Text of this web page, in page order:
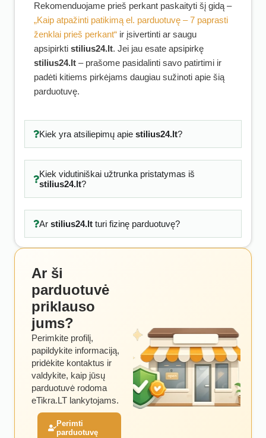
Rekomenduojame prieš perkant paskaityti šį gidą –
„Kaip atpažinti patikimą el. parduotuvę – 7 paprasti
ženklai prieš perkant“ ir įsivertinti ar saugu
apsipirkti stilius24.lt. Jei jau esate apsipirkę
stilius24.lt – prašome pasidalinti savo patirtimi ir
padėti kitiems pirkėjams daugiau sužinoti apie šią
parduotuvę.
Kiek yra atsiliepimų apie stilius24.lt?
Kiek vidutiniškai užtrunka pristatymas iš
stilius24.lt?
Ar stilius24.ltturi fizinę parduotuvę?
Ar ši
parduotuvė
priklauso
jums?
Perimkite profilį,
papildykite informaciją,
pridėkite kontaktus ir
valdykite, kaip jūsų
parduotuvė rodoma
eTikra.LT lankytojams.
Perimti
parduotuvę